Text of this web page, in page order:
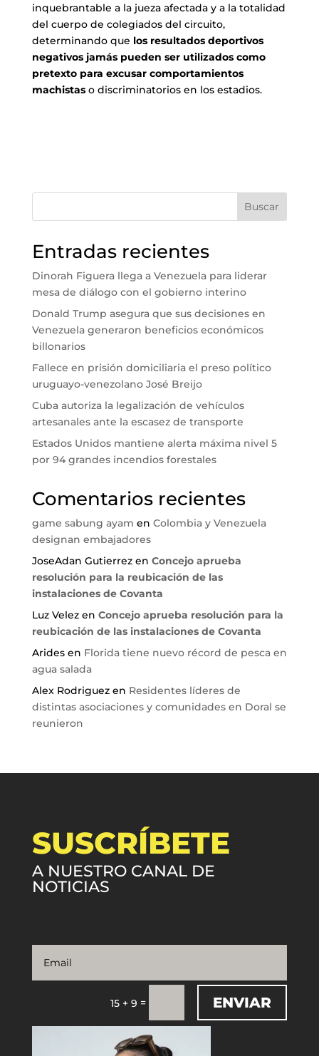
inquebrantable a la jueza afectada y a la totalidad
del cuerpo de colegiados del circuito,
determinando que los resultados deportivos
negativos jamás pueden ser utilizados como
pretexto para excusar comportamientos
machistaso discriminatorios en los estadios.
Buscar
Entradas recientes
Dinorah Figuera llega a Venezuela para liderar
mesa de diálogo con el gobierno interino
Donald Trump asegura que sus decisiones en
Venezuela generaron beneficios económicos
billonarios
Fallece en prisión domiciliaria el preso político
uruguayo-venezolano José Breijo
Cuba autoriza la legalización de vehículos
artesanales ante la escasez de transporte
Estados Unidos mantiene alerta máxima nivel 5
por 94 grandes incendios forestales
Comentarios recientes
game sabung ayam en Colombia y Venezuela
designan embajadores
JoseAdan Gutierrezen Concejo aprueba
resolución para la reubicación de las
instalaciones de Covanta
Luz Velezen Concejo aprueba resolución para la
reubicación de las instalaciones de Covanta
Aridesen Florida tiene nuevo récord de pesca en
agua salada
Alex Rodriguezen Residentes líderes de
distintas asociaciones y comunidades en Doral se
reunieron
SUSCRÍBETE
A NUESTRO CANAL DE
NOTICIAS
15 + 9 = ENVIAR